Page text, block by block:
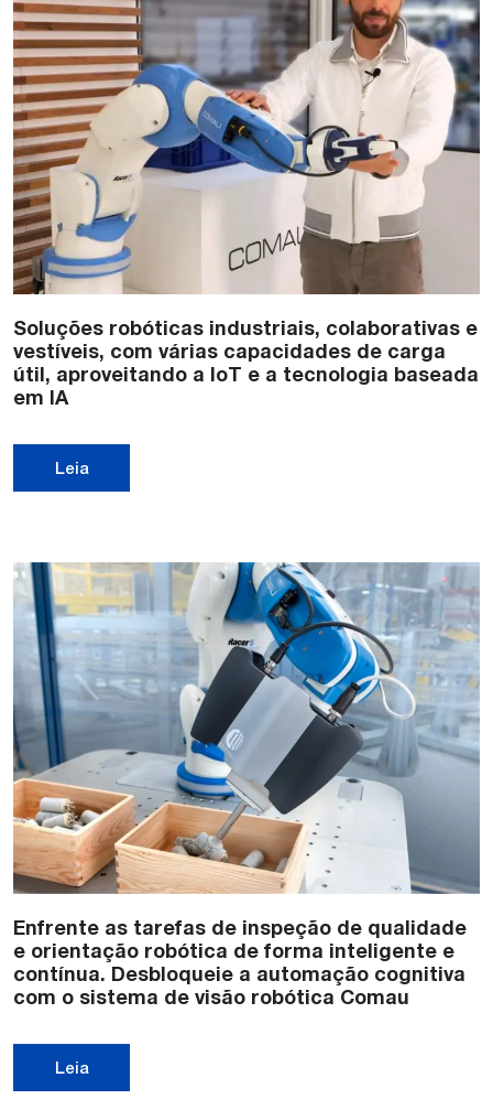
Soluções robóticas industriais, colaborativas e
vestíveis, com várias capacidades de carga
útil, aproveitando a IoT e a tecnologia baseada
em IA
Leia
Enfrente as tarefas de inspeção de qualidade
e orientação robótica de forma inteligente e
contínua. Desbloqueie a automação cognitiva
com o sistema de visão robótica Comau
Leia